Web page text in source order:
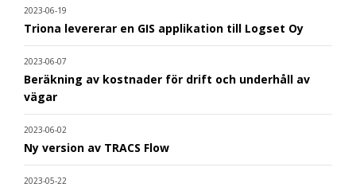
2023-06-19
Triona levererar en GIS applikation till Logset Oy
2023-06-07
Beräkning av kostnader för drift och underhåll av
vägar
2023-06-02
Ny version av TRACS Flow
2023-05-22